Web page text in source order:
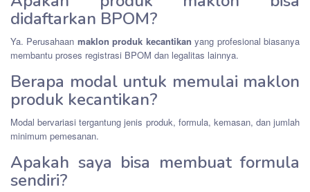
didaftarkan BPOM?
Ya. Perusahaan maklon produk kecantikan yang profesional biasanya
membantu proses registrasi BPOM dan legalitas lainnya.
Berapa modal untuk memulai maklon
produk kecantikan?
Modal bervariasi tergantung jenis produk, formula, kemasan, dan jumlah
minimum pemesanan.
Apakah saya bisa membuat formula
sendiri?